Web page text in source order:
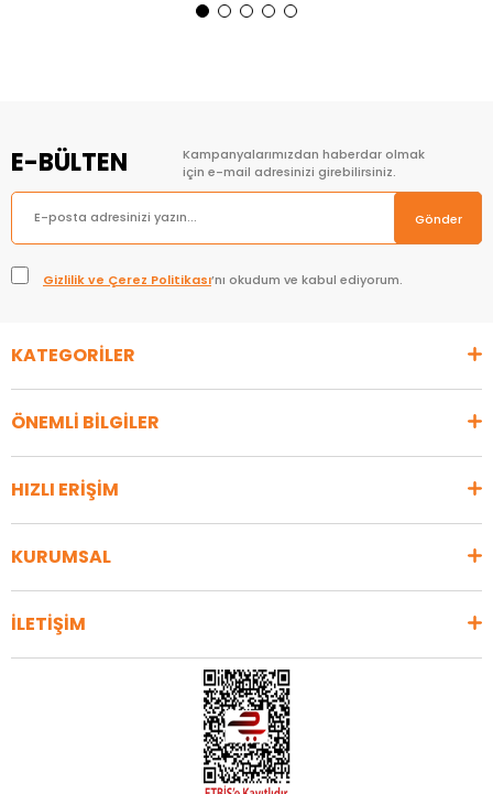
E-BÜLTEN
Kampanyalarımızdan haberdar olmak
için e-mail adresinizi girebilirsiniz.
Gönder
Gizlilik ve Çerez Politikası’nı okudum ve kabul ediyorum.
KATEGORİLER
ÖNEMLİ BİLGİLER
HIZLI ERİŞİM
KURUMSAL
İLETİŞİM